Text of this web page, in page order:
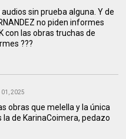
sin prueba alguna. Y de
no piden informes
con las obras truchas de
???
2025
obras que melella y la única
la de KarinaCoimera, pedazo